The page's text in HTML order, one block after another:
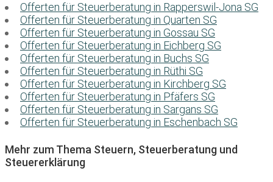
Offerten für Steuerberatung in Rapperswil-Jona SG
Offerten für Steuerberatung in Quarten SG
Offerten für Steuerberatung in Gossau SG
Offerten für Steuerberatung in Eichberg SG
Offerten für Steuerberatung in Buchs SG
Offerten für Steuerberatung in Rüthi SG
Offerten für Steuerberatung in Kirchberg SG
Offerten für Steuerberatung in Pfäfers SG
Offerten für Steuerberatung in Sargans SG
Offerten für Steuerberatung in Eschenbach SG
Mehr zum Thema Steuern, Steuerberatung und
Steuererklärung